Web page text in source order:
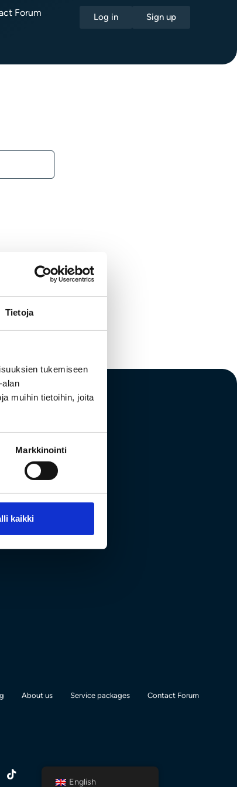
Tietoja
tukemiseen
muihin tietoihin, joita
Markkinointi
kaikki
Forum Log in Sign up
about
About us Service packages Contact Forum
English